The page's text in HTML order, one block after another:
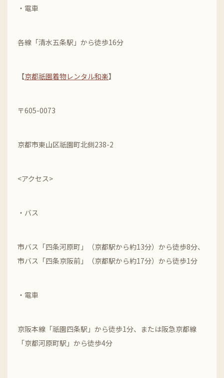
・電車
各線「清水五条駅」から徒歩16分
【京都祇園着物レンタル和楽】
〒605-0073
京都市東山区祇園町北側238-2
<アクセス>
・バス
市バス「四条河原町」（京都駅から約13分）から徒歩8分、
市バス「四条京阪前」（京都駅から約17分）から徒歩1分
・電車
京阪本線「祇園四条駅」から徒歩1分、または阪急京都線
「京都河原町駅」から徒歩4分